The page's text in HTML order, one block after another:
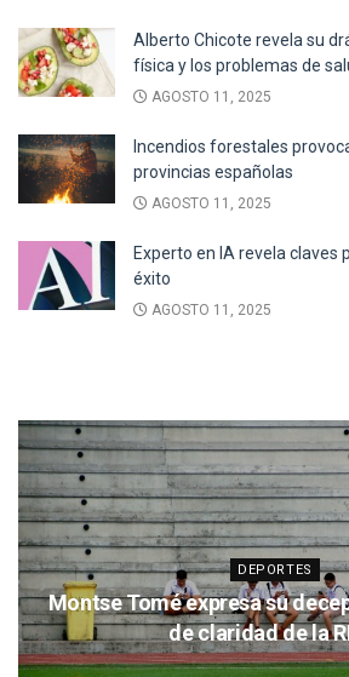
Alberto Chicote revela su
física y los problemas de
AGOSTO 11, 2025
Incendios forestales
provincias españolas
AGOSTO 11, 2025
Experto en IA revela claves
éxito
AGOSTO 11, 2025
DEPORTES
Montse Tomé expresa su
de claridad de la